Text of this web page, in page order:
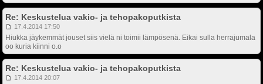
Re: Keskustelua vakio- ja tehopakoputkista
17.4.2014 17:50
Hiukka jäykemmät jouset siis vielä ni toimii lämpösenä. Eikai sulla herrajumala
oo kuria kiinni o.o
Re: Keskustelua vakio- ja tehopakoputkista
17.4.2014 20:07